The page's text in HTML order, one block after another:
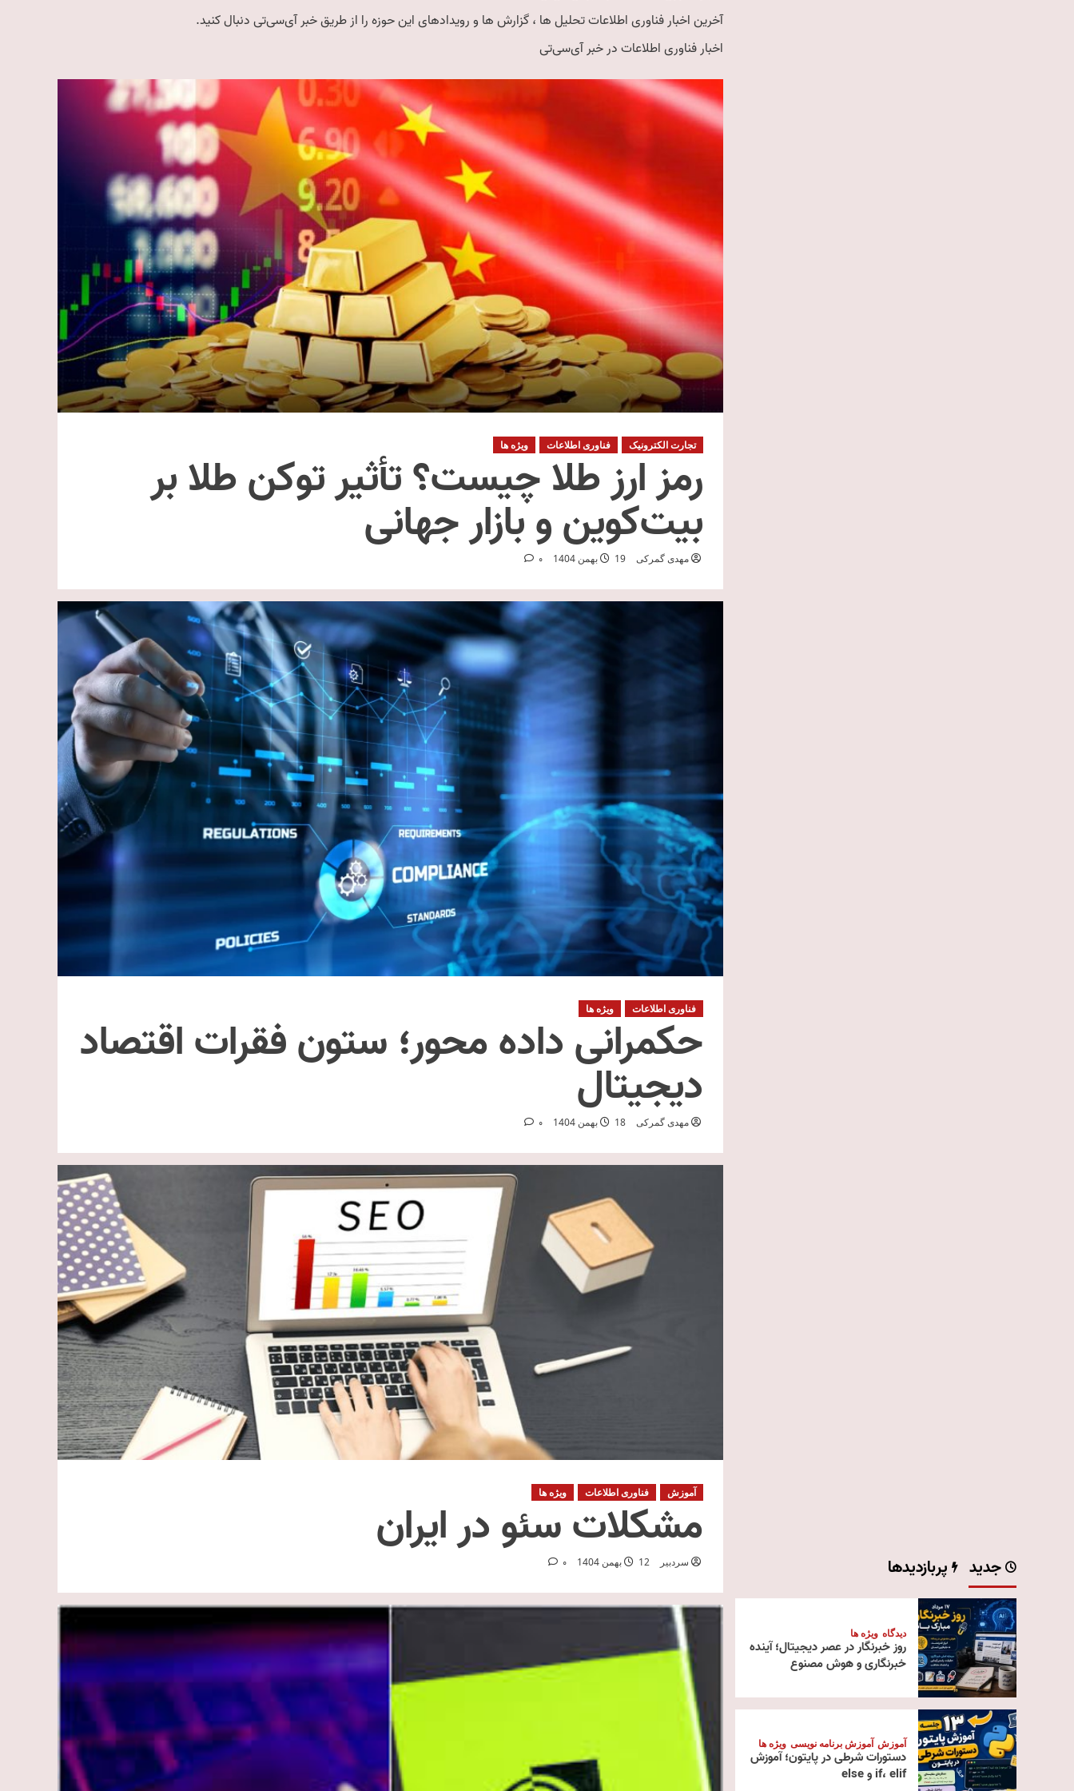
آخرین اخبار فناوری اطلاعات تحلیل ها ، گزارش ها و رویدادهای این حوزه را از طریق خبر آی‌سی‌تی دنبال کنید.
اخبار فناوری اطلاعات در خبر آی‌سی‌تی
تجارت الکترونیک فناوری اطلاعات ویژه ها
رمز ارز طلا چیست؟ تأثیر توکن طلا بر
بیت‌کوین و بازار جهانی
مهدی گمرکی 19 بهمن 1404 0
فناوری اطلاعات ویژه ها
حکمرانی داده محور؛ ستون فقرات اقتصاد
دیجیتال
مهدی گمرکی 18 بهمن 1404 0
آموزش فناوری اطلاعات ویژه ها
مشکلات سئو در ایران
سردبیر 12 بهمن 1404 0 جدید پربازدیدها
دیدگاه ویژه ها
روز خبرنگار در عصر دیجیتال؛ آینده
خبرنگاری و هوش مصنوع
آموزش آموزش برنامه نویسی ویژه ها
دستورات شرطی در پایتون؛ آموزش
if، elif و else